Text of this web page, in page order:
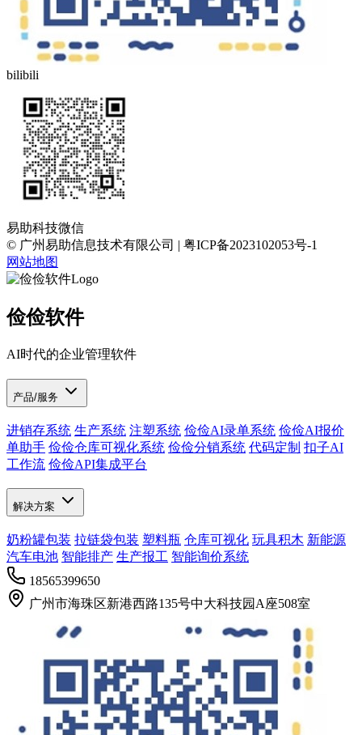
bilibili
易助科技微信
© 广州易助信息技术有限公司 | 粤ICP备2023102053号-1
网站地图
俭俭软件
AI时代的企业管理软件
产品/服务
进销存系统 生产系统 注塑系统 俭俭AI录单系统 俭俭AI报价
单助手 俭俭仓库可视化系统 俭俭分销系统 代码定制 扣子AI
工作流 俭俭API集成平台
解决方案
奶粉罐包装 拉链袋包装 塑料瓶 仓库可视化 玩具积木 新能源
汽车电池 智能排产 生产报工 智能询价系统
18565399650
广州市海珠区新港西路135号中大科技园A座508室